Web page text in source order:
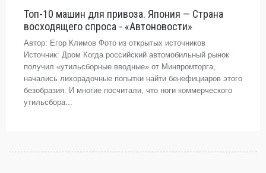
Топ-10 машин для привоза. Япония — Страна
восходящего спроса - «Автоновости»
Автор: Егор Климов Фото из открытых источников
Источник: Дром Когда российский автомобильный рынок
получил «утильсборные вводные» от Минпромторга,
начались лихорадочные попытки найти бенефициаров этого
безобразия. И многие посчитали, что ноги коммерческого
утильсбора...